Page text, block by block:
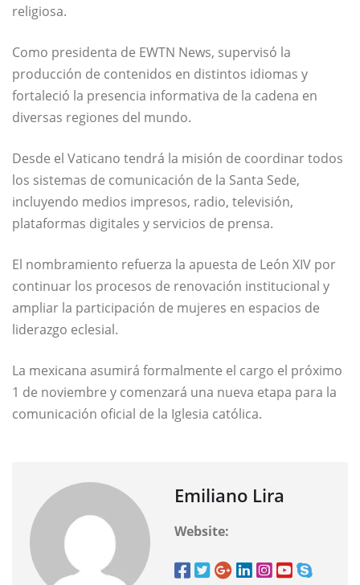
religiosa.
Como presidenta de EWTN News, supervisó la
producción de contenidos en distintos idiomas y
fortaleció la presencia informativa de la cadena en
diversas regiones del mundo.
Desde el Vaticano tendrá la misión de coordinar todos
los sistemas de comunicación de la Santa Sede,
incluyendo medios impresos, radio, televisión,
plataformas digitales y servicios de prensa.
El nombramiento refuerza la apuesta de León XIV por
continuar los procesos de renovación institucional y
ampliar la participación de mujeres en espacios de
liderazgo eclesial.
La mexicana asumirá formalmente el cargo el próximo
1 de noviembre y comenzará una nueva etapa para la
comunicación oficial de la Iglesia católica.
Emiliano Lira
Website: